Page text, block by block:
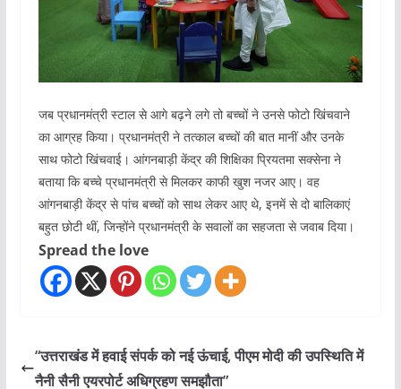
जब प्रधानमंत्री स्टाल से आगे बढ़ने लगे तो बच्चों ने उनसे फोटो खिंचवाने
का आग्रह किया। प्रधानमंत्री ने तत्काल बच्चों की बात मानीं और उनके
साथ फोटो खिंचवाई। आंगनबाड़ी केंद्र की शिक्षिका प्रियतमा सक्सेना ने
बताया कि बच्चे प्रधानमंत्री से मिलकर काफी खुश नजर आए। वह
आंगनबाड़ी केंद्र से पांच बच्चों को साथ लेकर आए थे, इनमें से दो बालिकाएं
बहुत छोटी थीं, जिन्होंने प्रधानमंत्री के सवालों का सहजता से जवाब दिया।
Spread the love
“उत्तराखंड में हवाई संपर्क को नई ऊंचाई, पीएम मोदी की उपस्थिति में
नैनी सैनी एयरपोर्ट अधिग्रहण समझौता”